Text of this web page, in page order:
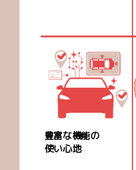
豊富な機能の
使い心地